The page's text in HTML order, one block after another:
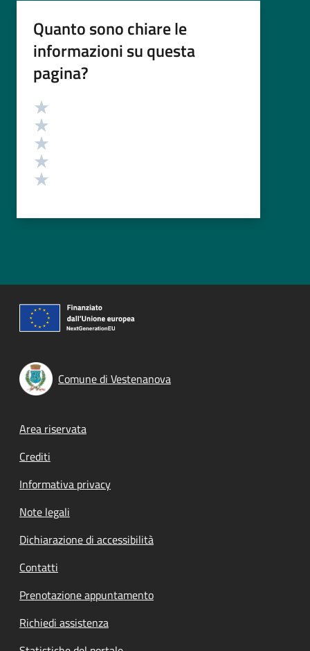
Quanto sono chiare le
informazioni su questa
pagina?
Valutazione
Comune di Vestenanova
Footer menu
Area riservata
Crediti
Informativa privacy
Note legali
Dichiarazione di accessibilità
Contatti
Prenotazione appuntamento
Richiedi assistenza